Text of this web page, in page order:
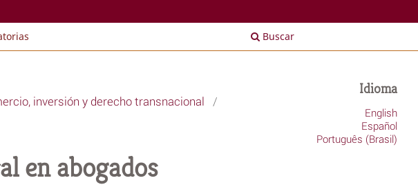
Buscar
inversión y derecho transnacional /
en abogados
Idioma
English
Español
Português (Brasil)